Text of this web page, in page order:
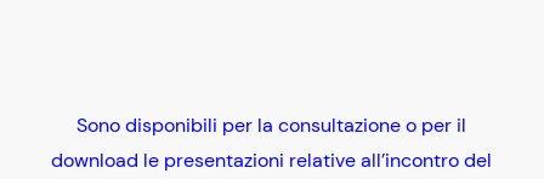
Sono disponibili per la consultazione o per il
download le presentazioni relative all’incontro del